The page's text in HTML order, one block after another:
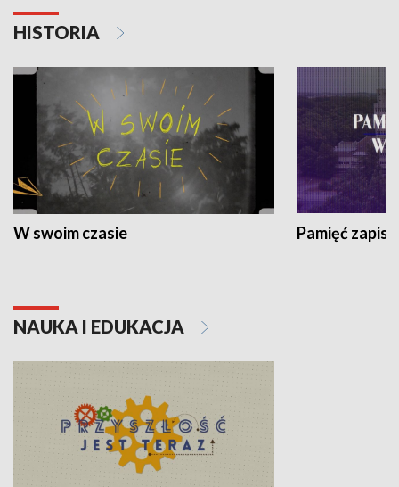
HISTORIA
W swoim czasie Pamięć
NAUKA I EDUKACJA